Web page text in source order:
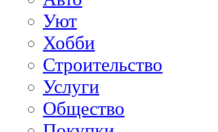
Уют
Хобби
Строительство
Услуги
Общество